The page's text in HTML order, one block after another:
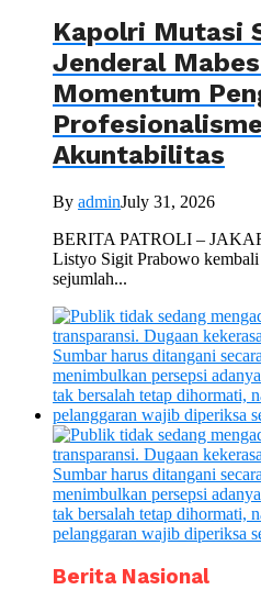
Kapolri Mutasi
Jenderal
Momentum
Akuntabilitas
By adminJuly 31, 2026
BERITA PATROLI –
Listyo Sigit Prabowo
sejumlah...
Berita Nasional